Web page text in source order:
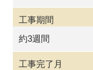
工事期間
約3週間
工事完了月